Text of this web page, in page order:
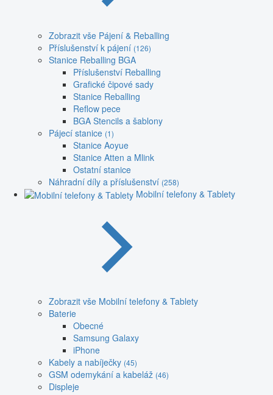
Zobrazit vše Pájení & Reballing
Příslušenství k pájení (126)
Stanice Reballing BGA
Příslušenství Reballing
Grafické čipové sady
Stanice Reballing
Reflow pece
BGA Stencils a šablony
Pájecí stanice (1)
Stanice Aoyue
Stanice Atten a Mlink
Ostatní stanice
Náhradní díly a příslušenství (258)
Mobilní telefony & Tablety
Zobrazit vše Mobilní telefony & Tablety
Baterie
Obecné
Samsung Galaxy
iPhone
Kabely a nabíječky (45)
GSM odemykání a kabeláž (46)
Displeje